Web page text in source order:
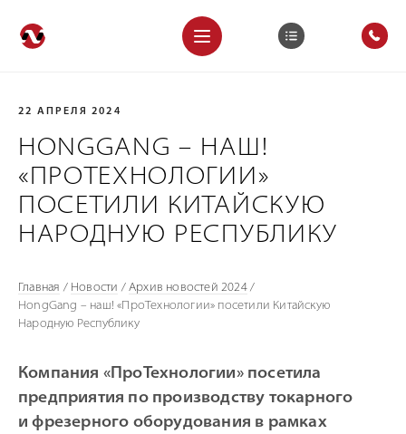
22 АПРЕЛЯ 2024
HONGGANG – НАШ!
«ПРОТЕХНОЛОГИИ»
ПОСЕТИЛИ КИТАЙСКУЮ
НАРОДНУЮ РЕСПУБЛИКУ
Главная / Новости /Архив новостей 2024/
HongGang – наш! «ПроТехнологии» посетили Китайскую
Народную Республику
Компания «ПроТехнологии» посетила
предприятия по производству токарного
и фрезерного оборудования в рамках